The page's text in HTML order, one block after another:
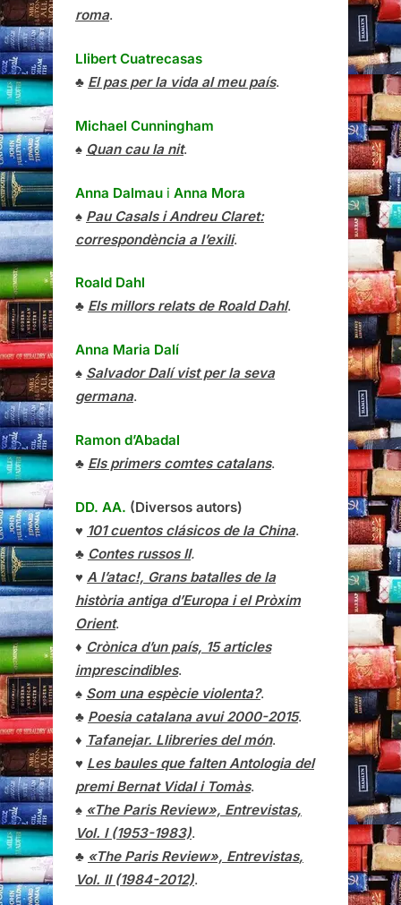
roma.
Llibert Cuatrecasas
♣ El pas per la vida al meu país.
Michael Cunningham
♠ Quan cau la nit.
Anna Dalmau i Anna Mora
♠ Pau Casals i Andreu Claret:
correspondència a l’exili.
Roald Dahl
♣ Els millors relats de Roald Dahl.
Anna Maria Dalí
♠ Salvador Dalí vist per la seva
germana.
Ramon d’Abadal
♣ Els primers comtes catalans.
DD. AA. (Diversos autors)
♥ 101 cuentos clásicos de la China.
♣ Contes russos II.
♥ A l’atac!, Grans batalles de la
història antiga d’Europa i el Pròxim
Orient.
♦ Crònica d’un país, 15 articles
imprescindibles.
♠ Som una espècie violenta?.
♣ Poesia catalana avui 2000-2015.
♦ Tafanejar. Llibreries del món.
♥ Les baules que falten Antologia del
premi Bernat Vidal i Tomàs.
♠ «The Paris Review», Entrevistas,
Vol. I (1953-1983).
♣ «The Paris Review», Entrevistas,
Vol. II (1984-2012).